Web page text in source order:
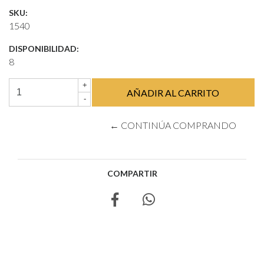
SKU:
1540
DISPONIBILIDAD:
8
+
-
← CONTINÚA COMPRANDO
COMPARTIR